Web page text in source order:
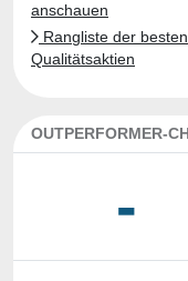
anschauen
Rangliste der besten
Qualitätsaktien
-